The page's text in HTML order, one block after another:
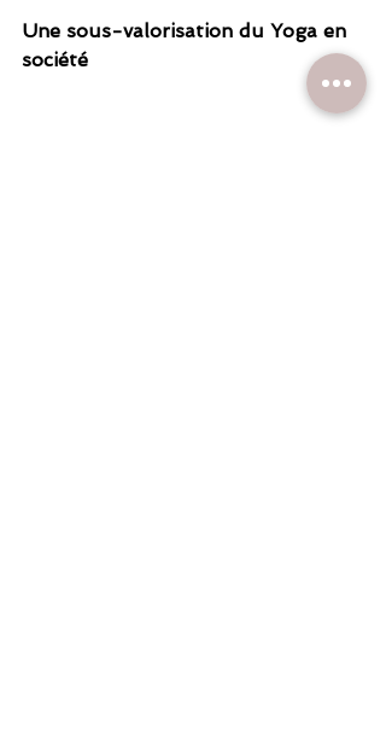
Une sous-valorisation du Yoga en
société